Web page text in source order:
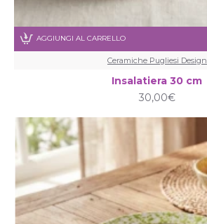
Ceramiche Pugliesi Design
Insalatiera 30 cm
30,00€
AGGIUNGI AL CARRELLO